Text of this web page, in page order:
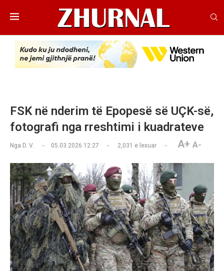
FSK në nderim të Epopesë së UÇK-së,
fotografi nga rreshtimi i kuadrateve
Nga D. V. 05.03.2026 12:27 2,031 e lexuar A+ A-